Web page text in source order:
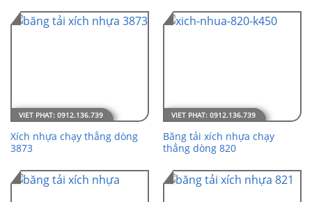
Xích nhựa chạy thẳng dòng
3873
Băng tải xích nhựa chạy
thẳng dòng 820